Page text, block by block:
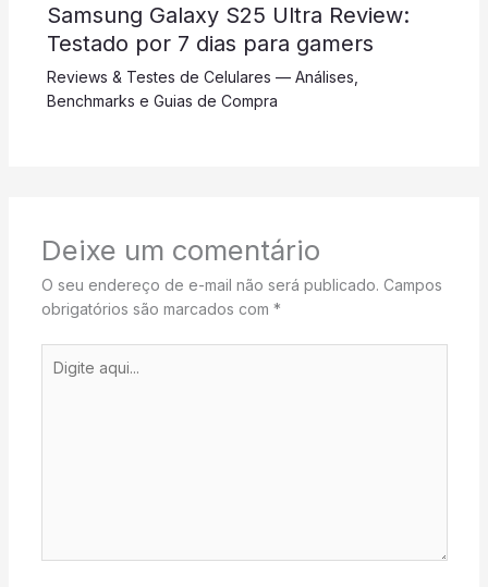
Samsung Galaxy S25 Ultra Review:
Testado por 7 dias para gamers
Reviews & Testes de Celulares — Análises,
Benchmarks e Guias de Compra
Deixe um comentário
O seu endereço de e-mail não será publicado. Campos
obrigatórios são marcados com *
aqui...